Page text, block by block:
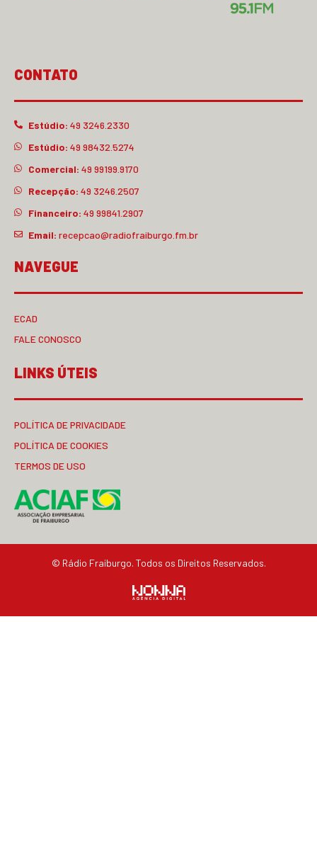
CONTATO
Estúdio: 49 3246.2330
Estúdio: 49 98432.5274
Comercial: 49 99199.9170
Recepção: 49 3246.2507
Financeiro: 49 99841.2907
Email: recepcao@radiofraiburgo.fm.br
NAVEGUE
ECAD
FALE CONOSCO
LINKS ÚTEIS
POLÍTICA DE PRIVACIDADE
POLÍTICA DE COOKIES
TERMOS DE USO
© Rádio Fraiburgo. Todos os Direitos Reservados.